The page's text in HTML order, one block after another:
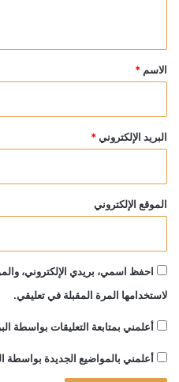
*
الاسم *
البريد الإلكتروني *
الموقع الإلكتروني
احفظ اسمي، بريدي الإلكتروني،
لاستخدامها المرة المقبلة في تعليقي.
أعلمني بمتابعة التعليقات بواسطة
أعلمني بالمواضيع الجديدة بواسطة